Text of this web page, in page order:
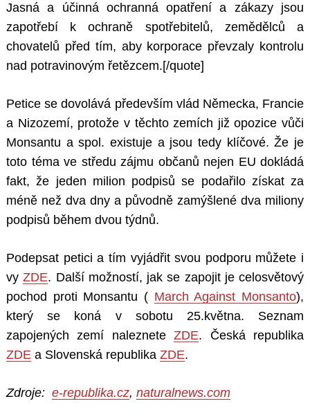
Jasná a účinná ochranná opatření a zákazy jsou
zapotřebí k ochraně spotřebitelů, zemědělců a
chovatelů před tím, aby korporace převzaly kontrolu
nad potravinovým řetězcem.[/quote]
Petice se dovolává především vlád Německa, Francie
a Nizozemí, protože v těchto zemích již opozice vůči
Monsantu a spol. existuje a jsou tedy klíčové. Že je
toto téma ve středu zájmu občanů nejen EU dokládá
fakt, že jeden milion podpisů se podařilo získat za
méně než dva dny a původně zamýšlené dva miliony
podpisů během dvou týdnů.
Podepsat petici a tím vyjádřit svou podporu můžete i
vyZDE. Další možností, jak se zapojit je celosvětový
pochod proti Monsantu ( March Against Monsanto),
který se koná v sobotu 25.května. Seznam
zapojených zemí nalezneteZDE. Česká republika
ZDE a Slovenská republika ZDE.
Zdroje: e-republika.cz, naturalnews.com